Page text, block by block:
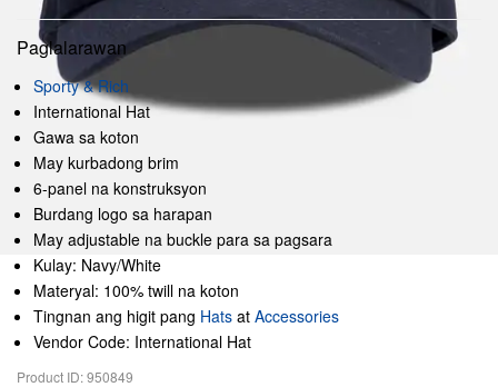
Paglalarawan
Sporty & Rich
International Hat
Gawa sa koton
May kurbadong brim
6-panel na konstruksyon
Burdang logo sa harapan
May adjustable na buckle para sa pagsara
Kulay: Navy/White
Materyal: 100% twill na koton
Tingnan ang higit pang Hats at Accessories
Vendor Code: International Hat
Product ID: 950849